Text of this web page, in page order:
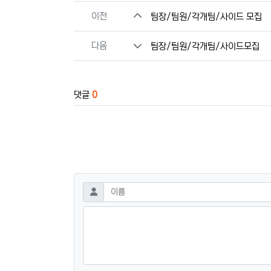
관련자료
이전 팀장/팀원/각개팀/사이드 모집
다음 팀장/팀원/각개팀/사이드모집
댓글 0
댓글쓰기
이름 필수